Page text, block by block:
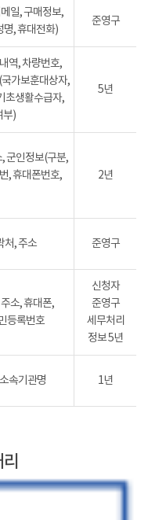
일, 구매정보,
명, 휴대전화)
준영구
역, 차량번호,
가보훈대상자,
초생활수급자,
부)
5년
군인정보(구분,
, 휴대폰번호,
2년
처, 주소 준영구
소, 휴대폰,
등록번호
신청자
준영구
세무처리
정보 5년
속기관명 1년